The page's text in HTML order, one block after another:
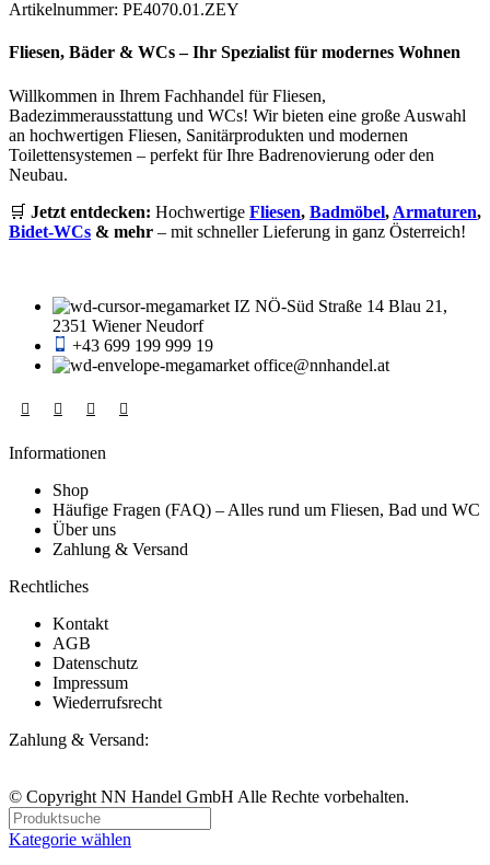
Artikelnummer: PE4070.01.ZEY
Fliesen, Bäder & WCs – Ihr Spezialist für modernes Wohnen
Willkommen in Ihrem Fachhandel für Fliesen,
Badezimmerausstattung und WCs! Wir bieten eine große Auswahl
an hochwertigen Fliesen, Sanitärprodukten und modernen
Toilettensystemen – perfekt für Ihre Badrenovierung oder den
Neubau.
🛒 Jetzt entdecken: Hochwertige Fliesen, Badmöbel, Armaturen,
Bidet-WCs & mehr – mit schneller Lieferung in ganz Österreich!
IZ NÖ-Süd Straße 14 Blau 21,
2351 Wiener Neudorf
+43 699 199 999 19
office@nnhandel.at
Informationen
Shop
Häufige Fragen (FAQ) – Alles rund um Fliesen, Bad und WC
Über uns
Zahlung & Versand
Rechtliches
Kontakt
AGB
Datenschutz
Impressum
Wiederrufsrecht
Zahlung & Versand:
© Copyright NN Handel GmbH Alle Rechte vorbehalten.
Kategorie wählen